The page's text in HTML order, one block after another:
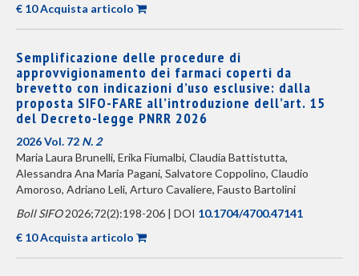
€ 10 Acquista articolo
Semplificazione delle procedure di
approvvigionamento dei farmaci coperti da
brevetto con indicazioni d’uso esclusive: dalla
proposta SIFO-FARE all’introduzione dell’art. 15
del Decreto-legge PNRR 2026
2026 Vol. 72 N. 2
Maria Laura Brunelli, Erika Fiumalbi, Claudia Battistutta,
Alessandra Ana Maria Pagani, Salvatore Coppolino, Claudio
Amoroso, Adriano Leli, Arturo Cavaliere, Fausto Bartolini
Boll SIFO2026;72(2):198-206 | DOI 10.1704/4700.47141
€ 10 Acquista articolo